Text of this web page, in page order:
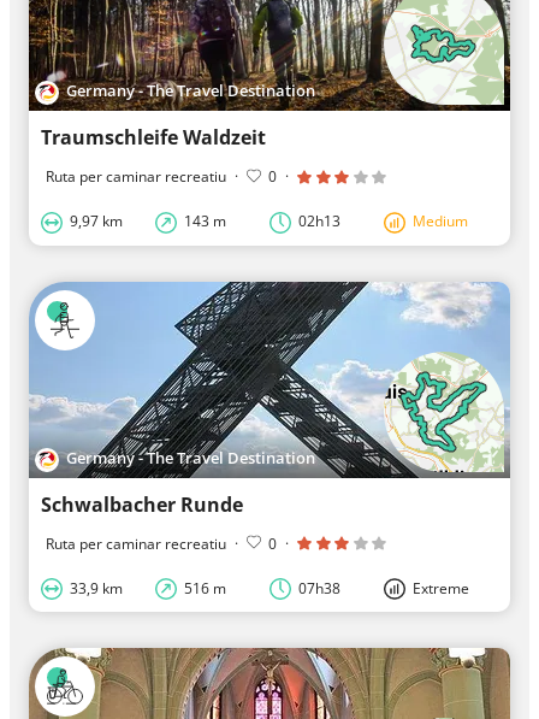
Germany - The Travel Destination
Traumschleife Waldzeit
Ruta per caminar recreatiu · 0 ·
9,97 km 143 m 02h13 Medium
Germany - The Travel Destination
Schwalbacher Runde
Ruta per caminar recreatiu · 0 ·
33,9 km 516 m 07h38 Extreme